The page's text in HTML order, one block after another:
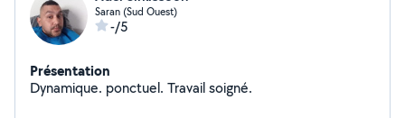
Saran (Sud Ouest)
-/5
Présentation
Dynamique. ponctuel. Travail soigné.